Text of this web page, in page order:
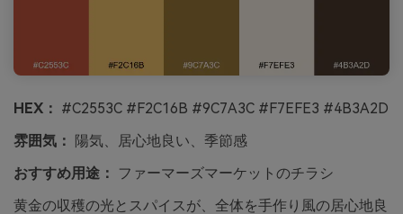
HEX： #C2553C #F2C16B #9C7A3C #F7EFE3 #4B3A2D
雰囲気： 陽気、居心地良い、季節感
おすすめ用途：
ファーマーズマーケットのチラシ
黄金の収穫の光とスパイスが、全体を手作り風の居心地良